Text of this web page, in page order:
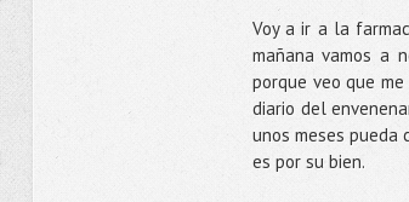
Voy a ir a la
mañana vamos a
porque veo que
diario del
unos meses
es por su bien.